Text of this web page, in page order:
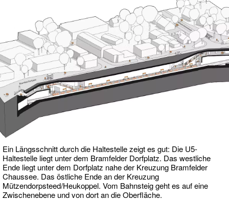
Ein Längsschnitt durch die Haltestelle zeigt es gut: Die U5-
Haltestelle liegt unter dem Bramfelder Dorfplatz. Das westliche
Ende liegt unter dem Dorfplatz nahe der Kreuzung Bramfelder
Chaussee. Das östliche Ende an der Kreuzung
Mützendorpsteed/Heukoppel. Vom Bahnsteig geht es auf eine
Zwischenebene und von dort an die Oberfläche.